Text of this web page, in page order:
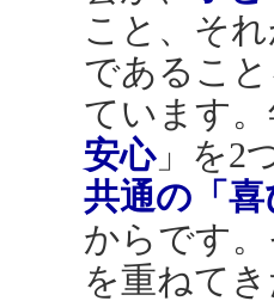
こと、そ
であるこ
ています
安心」を2
共通の「
からです
を重ねて